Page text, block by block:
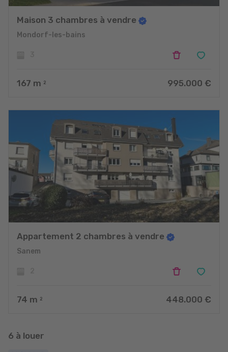
Maison 3 chambres à vendre
Mondorf-les-bains
167 m 2 995.000 €
Appartement 2 chambres à vendre
Sanem
74 m 2 448.000 €
6 à louer